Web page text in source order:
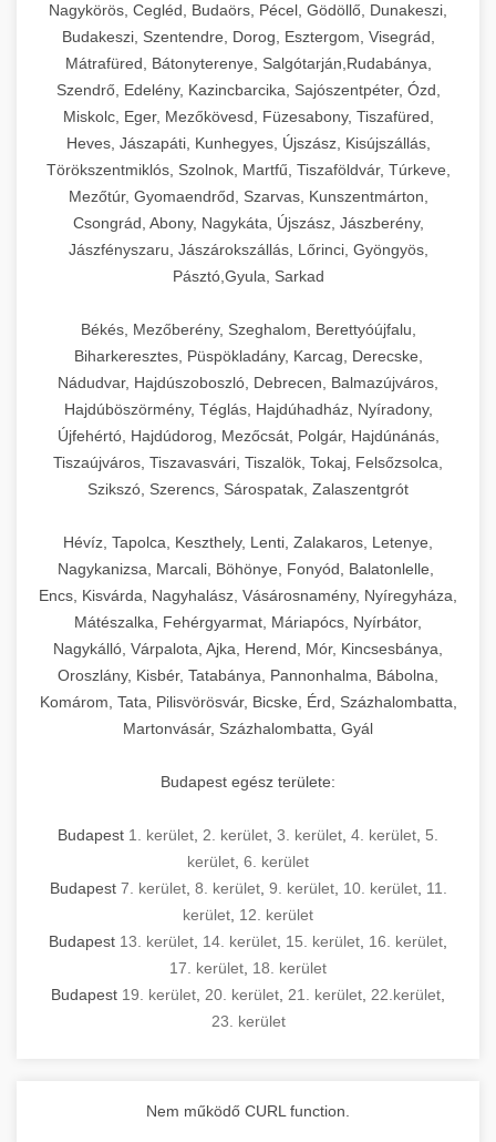
chef-iparikonyhagepek.hu
élelmiszer-előkészítéshez. Különböző reszelési
méretek különböző alkalmazásokhoz.
chef-iparikonyhagepek.hu
kereskedelmi sajtreszelő
🍳 28. Nagykonyhai
Berendezések
+
Teljes körű nagykonyhai berendezések és
professzionális vendéglátóipari kellékek.
Minden, ami szükséges éttermi és catering
műveletekhez.
chef-iparikonyhagepek.hu
kereskedelmi konyhai megoldások
Nagykörös, Cegléd, Budaörs, Pécel, Gödöllő, Dunakeszi,
Budakeszi, Szentendre, Dorog, Esztergom, Visegrád,
Mátrafüred, Bátonyterenye, Salgótarján,Rudabánya,
Szendrő, Edelény, Kazincbarcika, Sajószentpéter, Ózd,
Miskolc, Eger, Mezőkövesd, Füzesabony, Tiszafüred,
Heves, Jászapáti, Kunhegyes, Újszász, Kisújszállás,
Törökszentmiklós, Szolnok, Martfű, Tiszaföldvár, Túrkeve,
Mezőtúr, Gyomaendrőd, Szarvas, Kunszentmárton,
Csongrád, Abony, Nagykáta, Újszász, Jászberény,
Jászfényszaru, Jászárokszállás, Lőrinci, Gyöngyös,
Pásztó,Gyula, Sarkad
Békés, Mezőberény, Szeghalom, Berettyóújfalu,
Biharkeresztes, Püspökladány, Karcag, Derecske,
Nádudvar, Hajdúszoboszló, Debrecen, Balmazújváros,
Hajdúböszörmény, Téglás, Hajdúhadház, Nyíradony,
Újfehértó, Hajdúdorog, Mezőcsát, Polgár, Hajdúnánás,
Tiszaújváros, Tiszavasvári, Tiszalök, Tokaj, Felsőzsolca,
Szikszó, Szerencs, Sárospatak, Zalaszentgrót
Hévíz, Tapolca, Keszthely, Lenti, Zalakaros, Letenye,
Nagykanizsa, Marcali, Böhönye, Fonyód, Balatonlelle,
Encs, Kisvárda, Nagyhalász, Vásárosnamény, Nyíregyháza,
Mátészalka, Fehérgyarmat, Máriapócs, Nyírbátor,
Nagykálló, Várpalota, Ajka, Herend, Mór, Kincsesbánya,
Oroszlány, Kisbér, Tatabánya, Pannonhalma, Bábolna,
Komárom, Tata, Pilisvörösvár, Bicske, Érd, Százhalombatta,
Martonvásár, Százhalombatta, Gyál
Budapest egész területe:
Budapest 1. kerület 2. kerület 3. kerület 4. kerület 5.
kerület 6. kerület
Budapest 7. kerület, 8. kerület, 9. kerület, 10. kerület, 11.
kerület 12. kerület
Budapest 13. kerület 14. kerület 15. kerület 16. kerület
17. kerület 18. kerület
Budapest 19. kerület 20. kerület 21. kerület 22.kerület
23. kerület
Nem működő CURL function.